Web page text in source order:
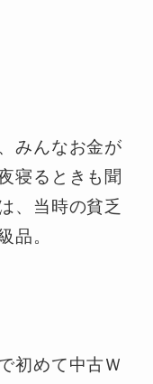
みんなお金が
寝るときも聞
、当時の貧乏
品。
初めて中古Ｗ